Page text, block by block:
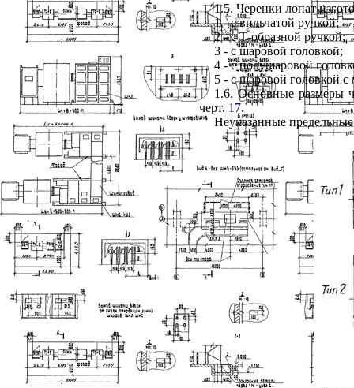
1.5. Черенки лопат
1 - с вильчатой ручкой;
2 - с Т-образной ручкой;
3 - с шаровой головкой;
4 - с полушаровой
5 - с шаровой головкой с
1.6. Основные размеры
черт. 17.
Неуказанные